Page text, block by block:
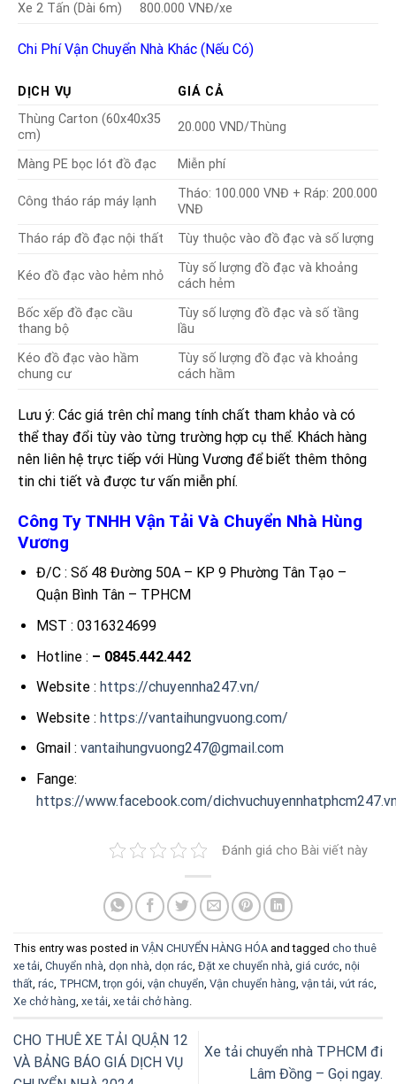
Xe 2 Tấn (Dài 6m)
800.000 VNĐ/xe
Chi Phí Vận Chuyển Nhà Khác (Nếu Có)
DỊCH VỤ
GIÁ CẢ
Thùng Carton (60x40x35
cm)
20.000 VND/Thùng
Màng PE bọc lót đồ đạc Miễn phí
Công tháo ráp máy lạnh
Tháo: 100.000 VNĐ + Ráp: 200.000
VNĐ
Tháo ráp đồ đạc nội thất
Tùy thuộc vào đồ đạc và số lượng
Kéo đồ đạc vào hẻm nhỏ
Tùy số lượng đồ đạc và khoảng
cách hẻm
Bốc xếp đồ đạc cầu
thang bộ
Tùy số lượng đồ đạc và số tầng
lầu
Kéo đồ đạc vào hầm
chung cư
Tùy số lượng đồ đạc và khoảng
cách hầm
Lưu ý: Các giá trên chỉ mang tính chất tham khảo và có
thể thay đổi tùy vào từng trường hợp cụ thể. Khách hàng
nên liên hệ trực tiếp với Hùng Vương để biết thêm thông
tin chi tiết và được tư vấn miễn phí.
Công Ty TNHH Vận Tải Và Chuyển Nhà Hùng
Vương
Đ/C : Số 48 Đường 50A – KP 9 Phường Tân Tạo –
Quận Bình Tân – TPHCM
MST : 0316324699
Hotline : – 0845.442.442
Website : https://chuyennha247.vn/
Website : https://vantaihungvuong.com/
Gmail : vantaihungvuong247@gmail.com
Fange:
https://www.facebook.com/
Đánh giá cho Bài viết này
This entry was posted in VẬN CHUYỂN HÀNG HÓA and tagged cho thuê
xe tải Chuyển nhà dọn nhà dọn rác Đặt xe chuyển nhà giá cước nội
thất rác TPHCM ,trọn gói vận chuyển Vận chuyển hàng vận tải vứt rác
Xe chở hàng xe tải xe tải chở hàng
CHO THUÊ XE TẢI QUẬN 12
VÀ BẢNG BÁO GIÁ DỊCH VỤ
Xe tải chuyển nhà TPHCM đi
Lâm Đồng – Gọi ngay.